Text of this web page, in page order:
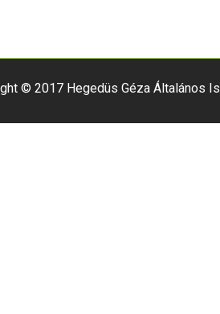
© 2017 Hegedüs Géza Általános